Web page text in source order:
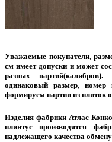
Уважаемые покупатели,
см имеет допуски и может
разных
одинаковый размер,
формируем партии из плиток
Изделия фабрики Атлас
плинтус производятся
надлежащего качества